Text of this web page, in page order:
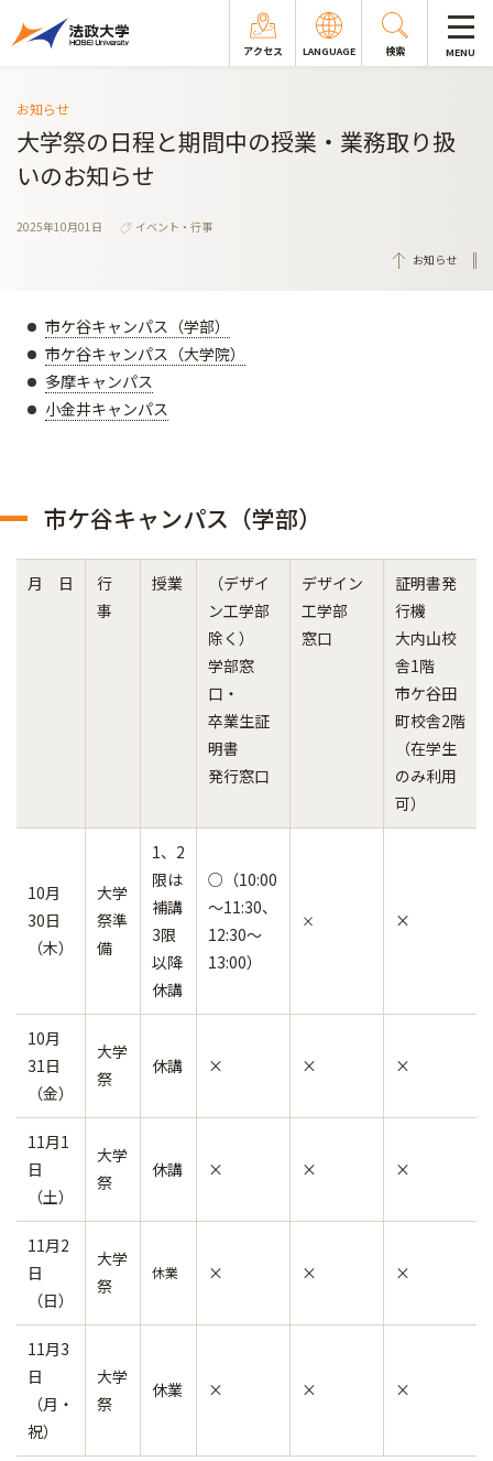
アクセス LANGUAGE 検索 MENU
お知らせ
大学祭の日程と期間中の授業・業務取り扱
いのお知らせ
2025年10月01日
イベント・行事
お知らせ
市ケ谷キャンパス（学部）
市ケ谷キャンパス（大学院）
多摩キャンパス
小金井キャンパス
市ケ谷キャンパス（学部）
月 日
行
事
授業
（デザイ
ン工学部
除く）
学部窓
口・
卒業生証
明書
発行窓口
デザイン
工学部
窓口
証明書発
行機
大内山校
舎1階
市ケ谷田
町校舎2階
（在学生
のみ利用
可）
10月
30日
（木）
大学
祭準
備
1、2
限は
補講
3限
以降
休講
○（10:00
～11:30、
12:30～
13:00）
× ×
10月
31日
（金）
大学
祭
休講 × × ×
11月1
日
（土）
大学
祭
休講 × × ×
11月2
日
（日）
大学
祭
休業 × × ×
11月3
日
（月・
祝）
大学
祭
休業 × × ×